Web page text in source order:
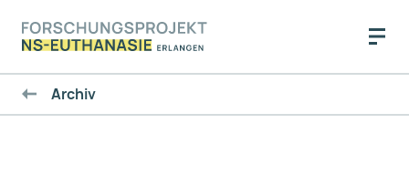
Archiv